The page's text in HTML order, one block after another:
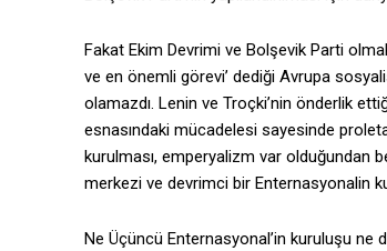
Fakat Ekim Devrimi ve Bolşevik Parti
ve en önemli görevi’ dediği Avrupa
olamazdı. Lenin ve Troçki’nin önderlik
esnasındaki mücadelesi sayesinde
kurulması, emperyalizm var olduğundan
merkezi ve devrimci bir Enternasyonalin
Ne Üçüncü Enternasyonal’in kuruluşu ne